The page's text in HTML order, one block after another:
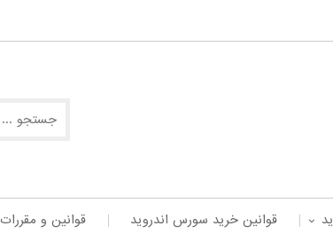
قوانین خرید سورس اندروید قوانین و مقررات